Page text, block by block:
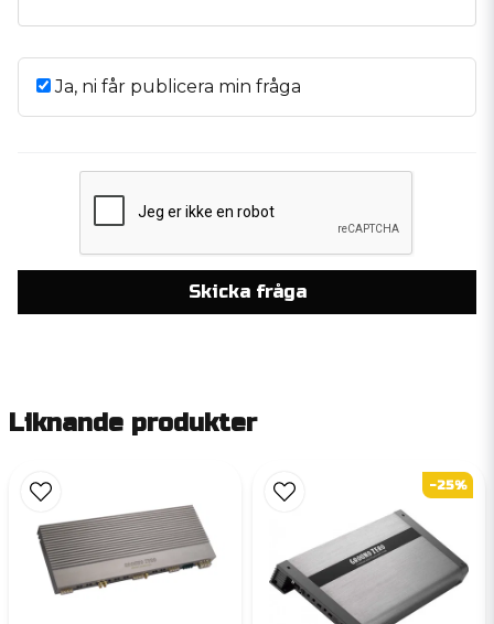
Ja, ni får publicera min fråga
Skicka fråga
Liknande produkter
-25%